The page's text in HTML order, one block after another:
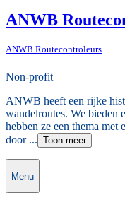
ANWB
ANWB Routecontroleurs
Non-profit
ANWB heeft een rijke
wandelroutes. We bieden
hebben ze een thema met
door ... Toon meer
Menu